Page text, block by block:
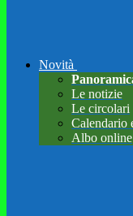
Novità
Le notizie
Le circolari
Calendario
Albo online